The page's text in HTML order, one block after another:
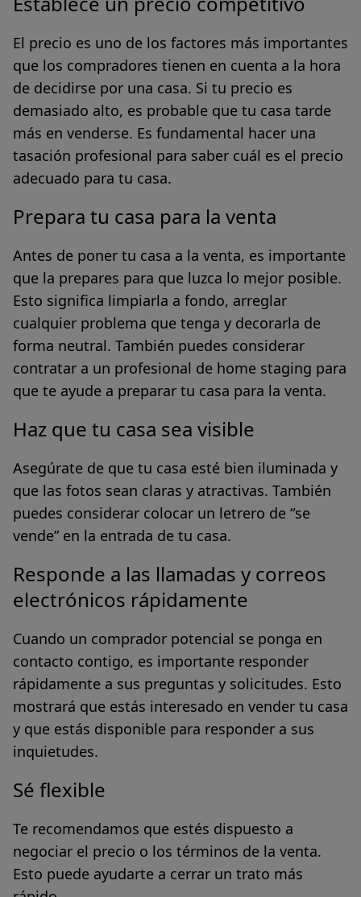
El precio es uno de los factores más importantes
que los compradores tienen en cuenta a la hora
de decidirse por una casa. Si tu precio es
demasiado alto, es probable que tu casa tarde
más en venderse. Es fundamental hacer una
tasación profesional para saber cuál es el precio
adecuado para tu casa.
Prepara tu casa para la venta
Antes de poner tu casa a la venta, es importante
que la prepares para que luzca lo mejor posible.
Esto significa limpiarla a fondo, arreglar
cualquier problema que tenga y decorarla de
forma neutral. También puedes considerar
contratar a un profesional de home staging para
que te ayude a preparar tu casa para la venta.
Haz que tu casa sea visible
Asegúrate de que tu casa esté bien iluminada y
que las fotos sean claras y atractivas. También
puedes considerar colocar un letrero de “se
vende” en la entrada de tu casa.
Responde a las llamadas y correos
electrónicos rápidamente
Cuando un comprador potencial se ponga en
contacto contigo, es importante responder
rápidamente a sus preguntas y solicitudes. Esto
mostrará que estás interesado en vender tu casa
y que estás disponible para responder a sus
inquietudes.
Sé flexible
Te recomendamos que estés dispuesto a
negociar el precio o los términos de la venta.
Esto puede ayudarte a cerrar un trato más